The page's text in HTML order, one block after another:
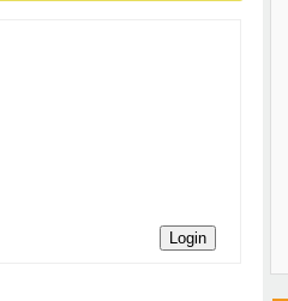
Login